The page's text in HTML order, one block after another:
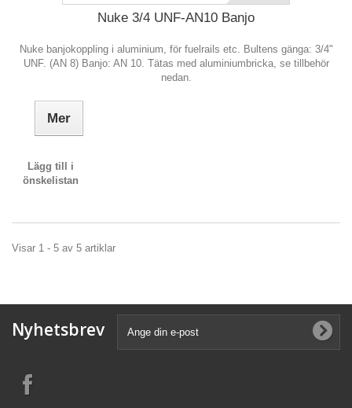
Nuke 3/4 UNF-AN10 Banjo
Nuke banjokoppling i aluminium, för fuelrails etc. Bultens gänga: 3/4"
UNF. (AN 8) Banjo: AN 10. Tätas med aluminiumbricka, se tillbehör
nedan.
Mer
Lägg till i
önskelistan
Visar 1 - 5 av 5 artiklar
Nyhetsbrev